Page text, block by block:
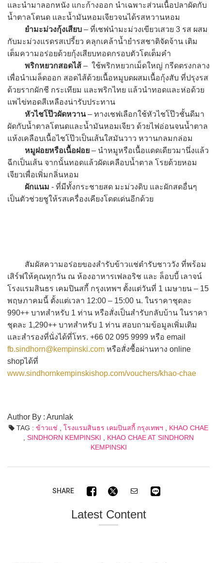
และนำมาลอกหนัง แกะก้างออก นำเฉพาะส่วนเนื้อปลาผัดกับ
น้ำตาลโตนด และน้ำมันหอมเจียวจนได้รสหวานหอม
ยำมะม่วงกุ้งเสียบ – ที่เชฟนำมะม่วงเขียวเสวย 3 รส ผสม
กับมะม่วงแรดรสเปรี้ยว คลุกเคล้าน้ำยำรสชาติจัดจ้าน เติม
เต็มความอร่อยด้วยกุ้งเสียบทอดกรอบตัวโตเต็มคำ
พริกหยวกสอดไส้ – ใช้พริกหยวกเม็ดใหญ่ กรีดตรงกลาง
เพื่อนำเมล็ดออก สอดไส้ด้วยเนื้อหมูบดผสมเนื้อกุ้งสับ ที่ปรุงรส
ด้วยรากผักชี กระเทียม และพริกไทย แล้วนำทอดและห่อด้วย
แพไข่ทอดสีเหลืองน่ารับประทาน
หัวไชโป๊วผัดหวาน– ทางเชฟเลือกใช้หัวไชโป๊วชั้นดีมา
ผัดกับน้ำตาลโตนดและน้ำมันหอมเจียว ด้วยไฟอ่อนจนน้ำตาล
แห้งเคลือบเนื้อไชโป๊วเป็นเส้นใสมันวาว หวานกลมกล่อม
หมูฝอยหรือเนื้อฝอย – นำหมูหรือเนื้อแดดเดียวมานึ่งแล้ว
ฉีกเป็นเส้น จากนั้นทอดแล้วผัดเคลือบน้ำตาล โรยด้วยหอม
เจียวเพื่อเพิ่มกลิ่นหอม
ผักแนม - ที่มีทั้งกระชายสด มะม่วงดิบ และผักสดอื่นๆ
เป็นตัวช่วยชูให้รสเครื่องเคียงโดดเด่นอีกด้วย
สัมผัสความอร่อยของสำรับข้าวแช่ตำรับชาววัง ที่พร้อม
เสิร์ฟให้คุณทุกวัน ณ ห้องอาหารเฟลอริช และ ล็อบบี้ เลาจน์
โรงแรมสินธร เคมปินสกี้ กรุงเทพฯ ตั้งแต่วันที่ 1 เมษายน – 15
พฤษภาคมนี้ ตั้งแต่เวลา 12:00 – 15:00 น. ในราคาชุดละ
990++ บาทสำหรับ 1 ท่าน หรือสั่งเป็นสำรับกลับบ้าน ในราคา
ชุดละ 1,290++ บาทสำหรับ 1 ท่าน สอบถามข้อมูลเพิ่มเติม
และสำรองที่นั่งได้ที่โทร. +66 02 095 9999 หรือ email
fb.sindhorn@kempinski.com หรือสั่งซื้อผ่านทาง online
shopได้ที่
www.sindhornkempinskishop.com/vouchers/khao-chae
Author By : Arunlak
TAG : ข้าวแช่ โรงแรมสินธร เคมปินสกี้ กรุงเทพฯ
KHAO CHAE
SINDHORN KEMPINSKI
KHAO CHAE AT SINDHORN
KEMPINSKI
SHARE
Latest Content